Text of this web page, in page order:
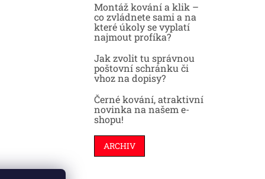
Montáž kování a klik –
co zvládnete sami a na
které úkoly se vyplatí
najmout profíka?
Jak zvolit tu správnou
poštovní schránku či
vhoz na dopisy?
Černé kování, atraktivní
novinka na našem e-
shopu!
ARCHIV